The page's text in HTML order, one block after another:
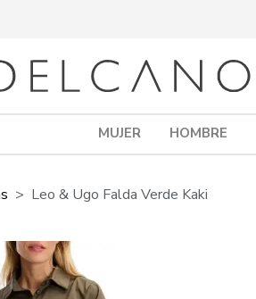
MUJER HOMBRE
Leo & Ugo Falda Verde Kaki